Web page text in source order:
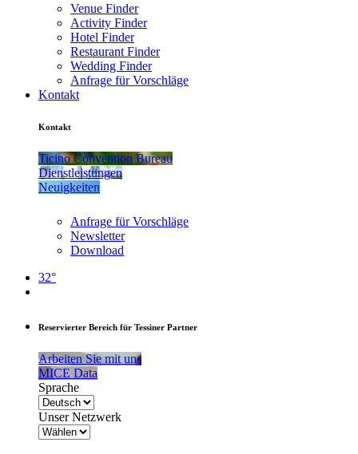
Venue Finder
Activity Finder
Hotel Finder
Restaurant Finder
Wedding Finder
Anfrage für Vorschläge
Kontakt
Kontakt
Ticino Convention Bureau
Dienstleistungen
Neuigkeiten
Anfrage für Vorschläge
Newsletter
Download
32°
Reservierter Bereich für Tessiner Partner
Arbeiten Sie mit uns
MICE Data
Sprache
Unser Netzwerk